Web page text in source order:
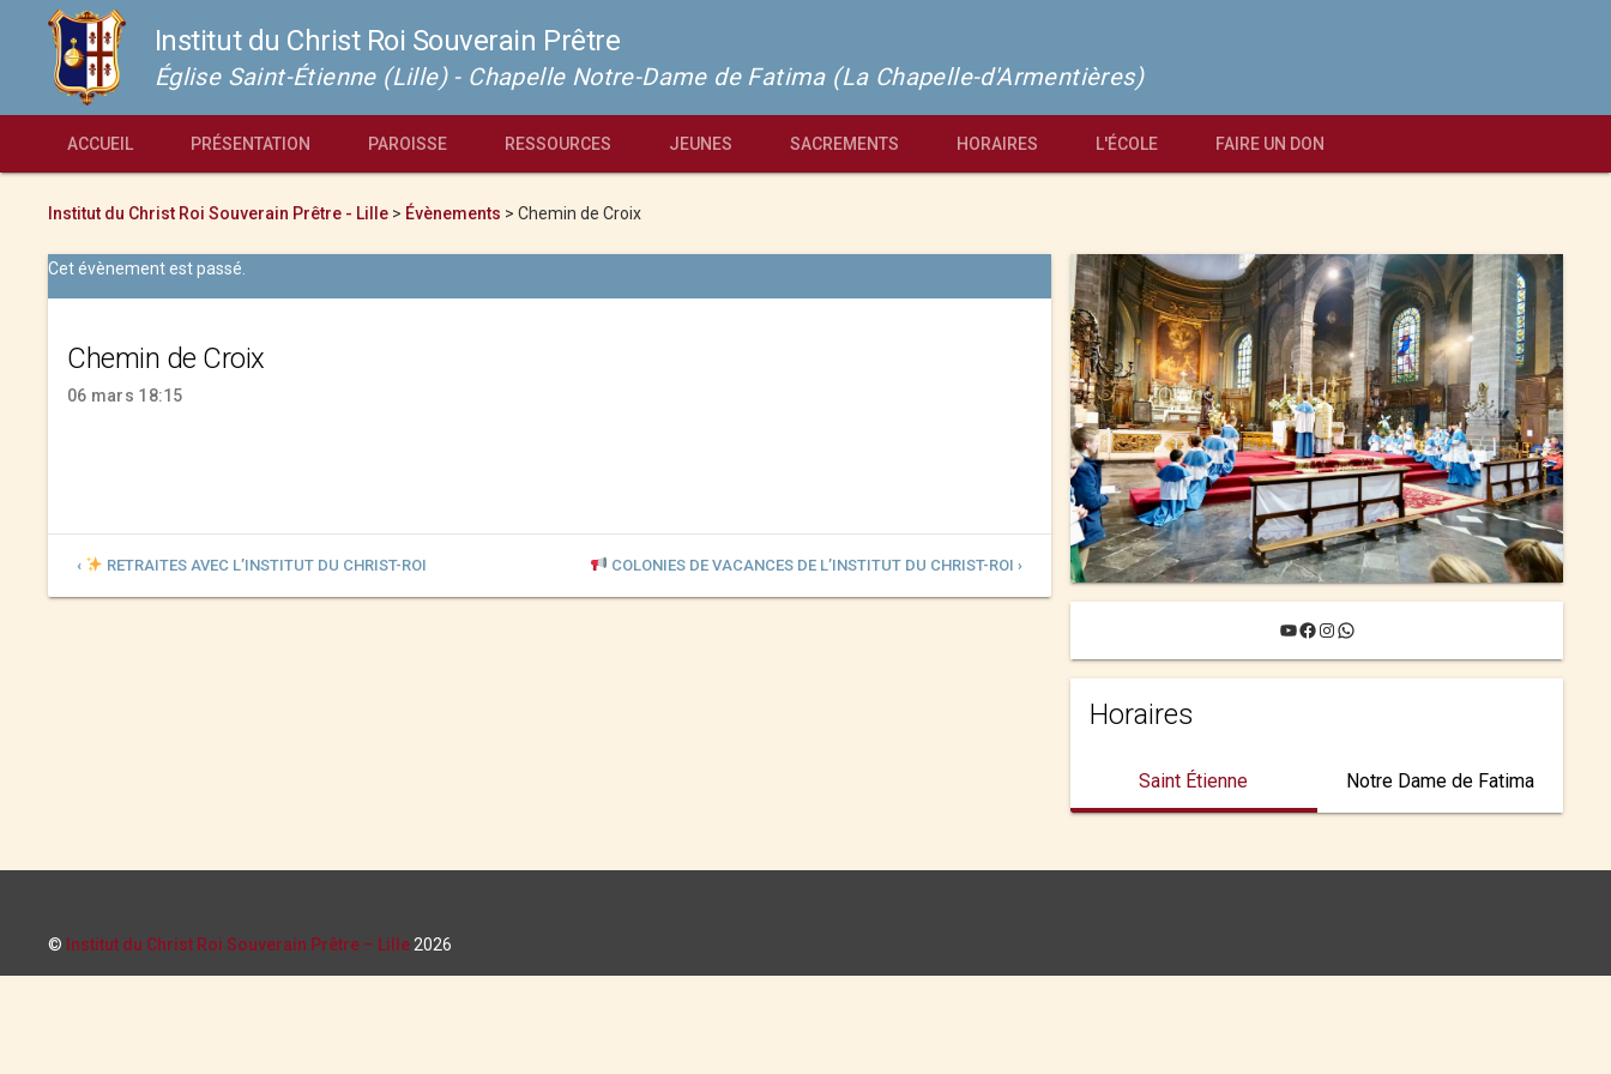
Institut du Christ Roi Souverain Prêtre
Église Saint-Étienne (Lille) - Chapelle Notre-Dame de Fatima (La Chapelle-d'Armentières)
ACCUEIL PRÉSENTATION PAROISSE RESSOURCES JEUNES SACREMENTS HORAIRES L'ÉCOLE FAIRE UN DON
Institut du Christ Roi Souverain Prêtre - Lille > Évènements > Chemin de Croix
Cet évènement est passé.
Chemin de Croix
06 mars 18:15
‹ RETRAITES AVEC L’INSTITUT DU CHRIST-ROI COLONIES DE VACANCES DE L’INSTITUT DU CHRIST-ROI ›
YouTube
Facebook
Instagram
WhatsApp
Horaires
Saint Étienne Notre Dame de Fatima
© Institut du Christ Roi Souverain Prêtre – Lille 2026